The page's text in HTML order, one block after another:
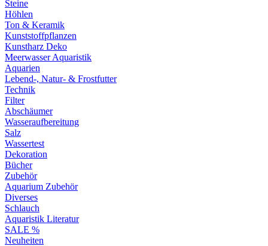
Steine
Höhlen
Ton & Keramik
Kunststoffpflanzen
Kunstharz Deko
Meerwasser Aquaristik
Aquarien
Lebend-, Natur- & Frostfutter
Technik
Filter
Abschäumer
Wasseraufbereitung
Salz
Wassertest
Dekoration
Bücher
Zubehör
Aquarium Zubehör
Diverses
Schlauch
Aquaristik Literatur
SALE %
Neuheiten